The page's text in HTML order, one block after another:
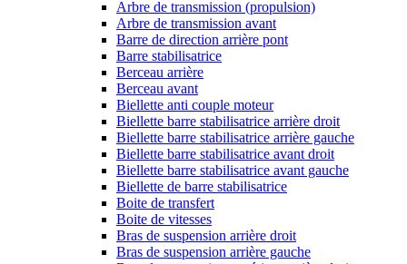
Arbre de transmission (propulsion)
Arbre de transmission avant
Barre de direction arrière pont
Barre stabilisatrice
Berceau arrière
Berceau avant
Biellette anti couple moteur
Biellette barre stabilisatrice arrière droit
Biellette barre stabilisatrice arrière gauche
Biellette barre stabilisatrice avant droit
Biellette barre stabilisatrice avant gauche
Biellette de barre stabilisatrice
Boite de transfert
Boite de vitesses
Bras de suspension arrière droit
Bras de suspension arrière gauche